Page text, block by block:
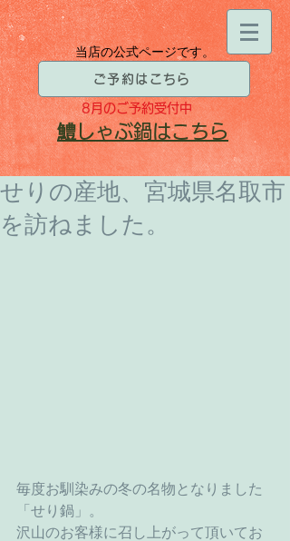
当店の公式ページです。
ご予約はこちら
8月のご予約受付中
​鱧しゃぶ鍋はこちら
せりの産地、宮城県名取市
を訪ねました。
毎度お馴染みの冬の名物となりました
「せり鍋」。
沢山のお客様に召し上がって頂いてお